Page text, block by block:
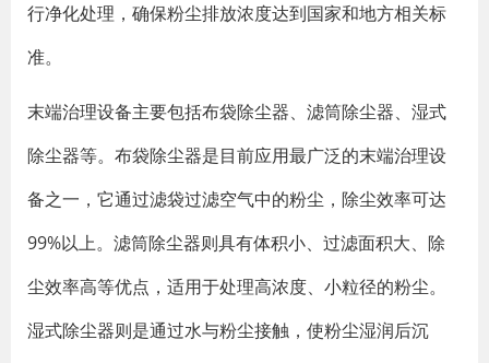
行净化处理，确保粉尘排放浓度达到国家和地方相关标
准。
末端治理设备主要包括布袋除尘器、滤筒除尘器、湿式
除尘器等。布袋除尘器是目前应用最广泛的末端治理设
备之一，它通过滤袋过滤空气中的粉尘，除尘效率可达
99%以上。滤筒除尘器则具有体积小、过滤面积大、除
尘效率高等优点，适用于处理高浓度、小粒径的粉尘。
湿式除尘器则是通过水与粉尘接触，使粉尘湿润后沉